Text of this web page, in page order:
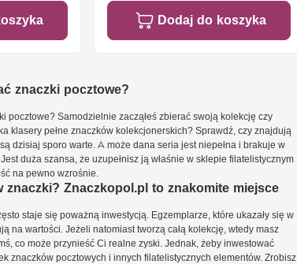
Dodaj do koszyka
znaczki pocztowe?
pocztowe? Samodzielnie zacząłeś zbierać swoją kolekcję czy
klasery pełne znaczków kolekcjonerskich? Sprawdź, czy znajdują
dzisiaj sporo warte. A może dana seria jest niepełna i brakuje w
duża szansa, że uzupełnisz ją właśnie w sklepie filatelistycznym
na pewno wzrośnie.
znaczki? Znaczkopol.pl to znakomite miejsce
staje się poważną inwestycją. Egzemplarze, które ukazały się w
na wartości. Jeżeli natomiast tworzą całą kolekcję, wtedy masz
co może przynieść Ci realne zyski. Jednak, żeby inwestować
znaczków pocztowych i innych filatelistycznych elementów. Zrobisz